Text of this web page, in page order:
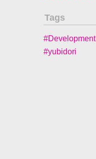
Tags
#Development
#yubidori